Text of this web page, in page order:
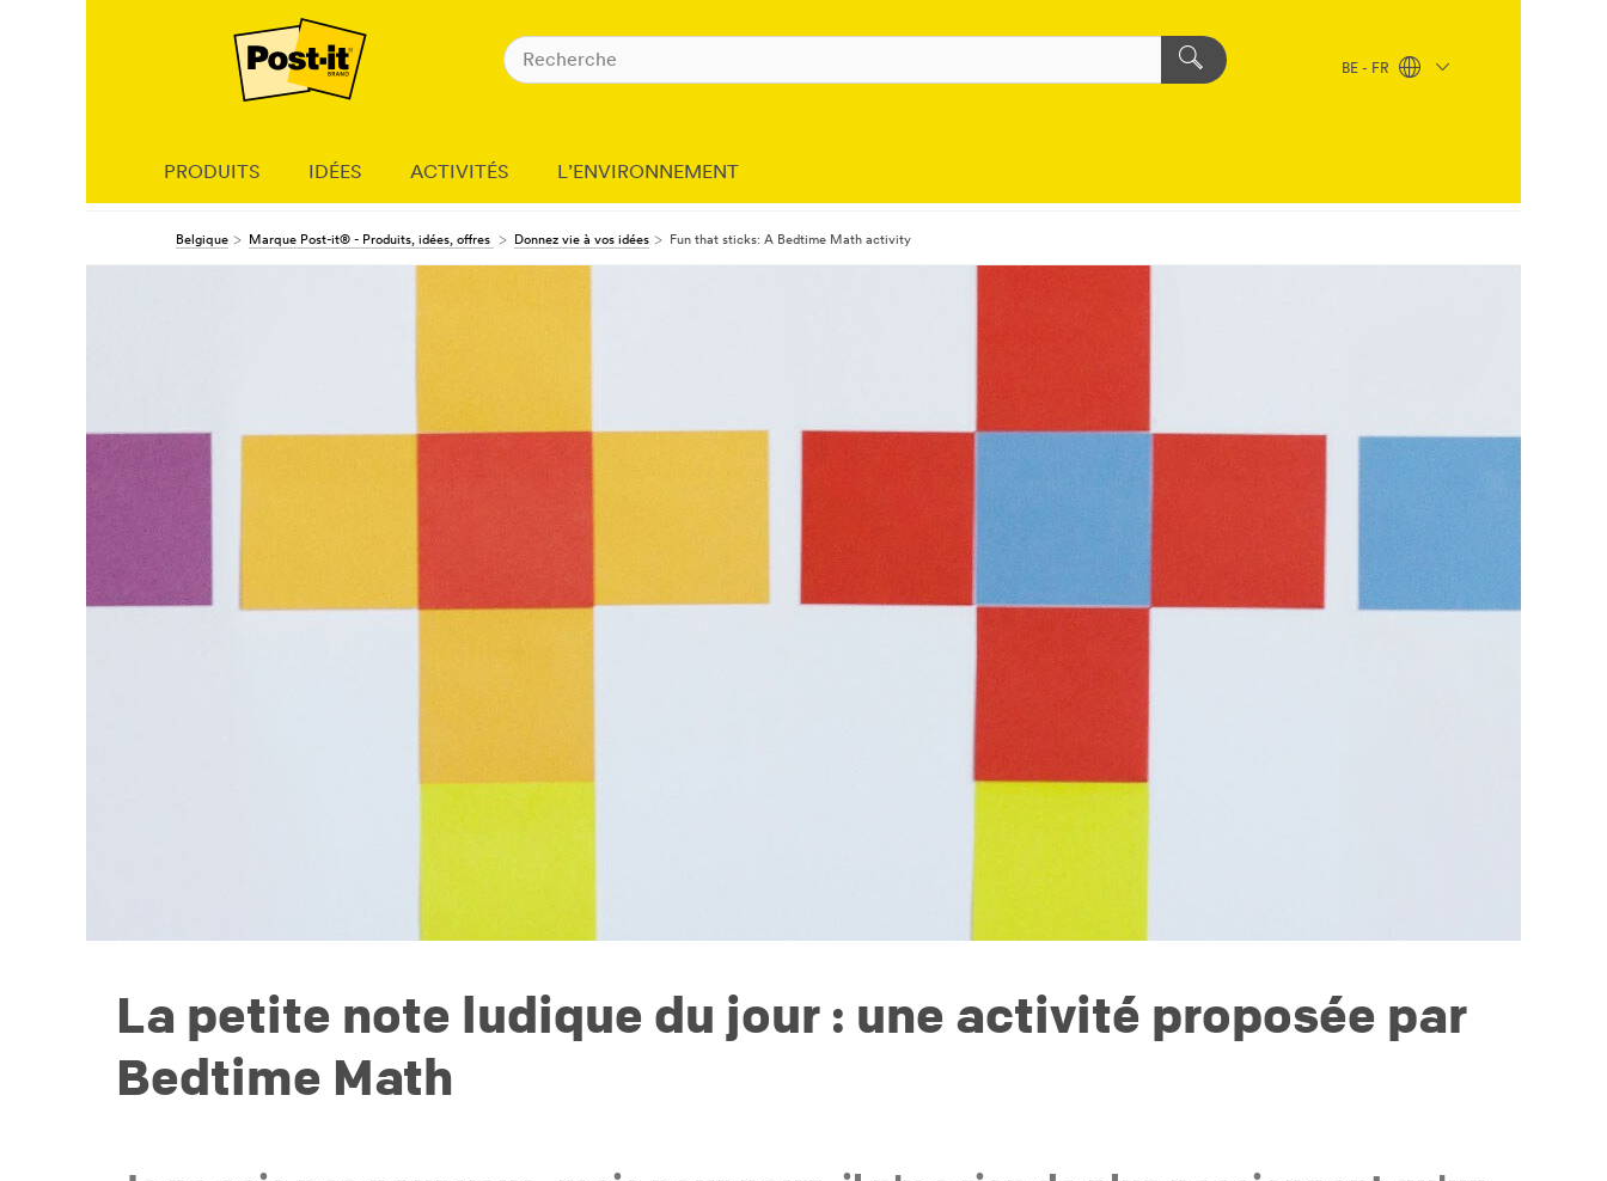
BE - FR
PRODUITS IDÉES ACTIVITÉS L’ENVIRONNEMENT
Belgique Marque Post-it® - Produits, idées, offres Donnez vie à vos idées Fun that sticks: A Bedtime Math activity
La petite note ludique du jour : une activité proposée par
Bedtime Math